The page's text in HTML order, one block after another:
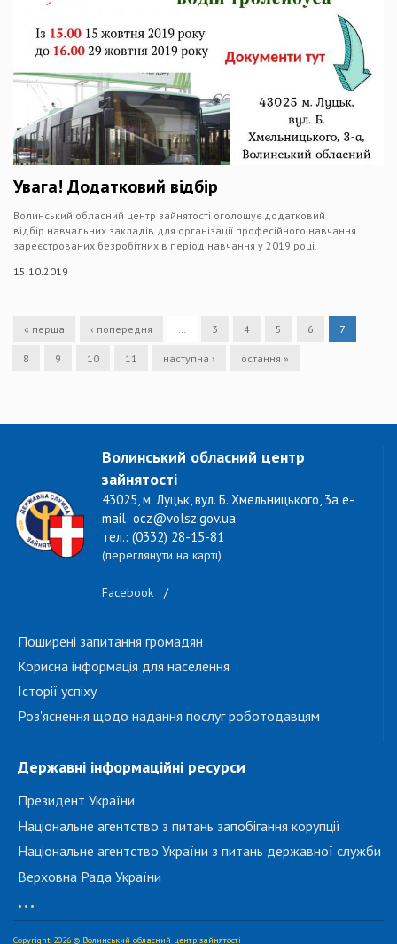
Увага! Додатковий відбір
Волинський обласний центр зайнятості оголошує додатковий
відбір навчальних закладів для організації професійного навчання
зареєстрованих безробітних в період навчання у 2019 році.
15.10.2019
« перша ‹ попередня … 3 4 5 6 7
8 9 10 11 наступна › остання »
Волинський обласний центр
зайнятості
43025, м. Луцьк, вул. Б. Хмельницького, 3а e-
mail: ocz@volsz.gov.ua
тел.: (0332) 28-15-81
(переглянути на карті)
Facebook /
Поширені запитання громадян
Корисна інформація для населення
Історії успіху
Роз'яснення щодо надання послуг роботодавцям
Державні інформаційні ресурси
Президент України
Національне агентство з питань запобігання корупції
Національне агентство України з питань державної служби
Верховна Рада України
...
Copyright 2026 © Волинський обласний центр зайнятості